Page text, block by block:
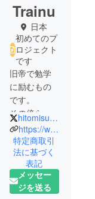
Trainu
日本
初めてのプ
ロジェクト
です
旧帝で勉学
に励むもの
です。
その傍ら、
プログラミ
ングで遊ん
でいます。
中高と陸上
部と生徒会
やってまし
hitomisuzu21
https://www.youtube.com/channel/UCjfTshCCgZzMnITqYDm6slQ
特定商取引
法に基づく
表記
メッセー
ジを送る